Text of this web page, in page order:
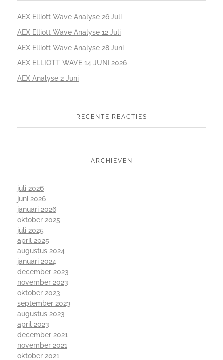
AEX Elliott Wave Analyse 26 Juli
AEX Elliott Wave Analyse 12 Juli
AEX Elliott Wave Analyse 28 Juni
AEX ELLIOTT WAVE 14 JUNI 2026
AEX Analyse 2 Juni
RECENTE REACTIES
ARCHIEVEN
juli 2026
juni 2026
januari 2026
oktober 2025
juli 2025
april 2025
augustus 2024
januari 2024
december 2023
november 2023
oktober 2023
september 2023
augustus 2023
april 2023
december 2021
november 2021
oktober 2021